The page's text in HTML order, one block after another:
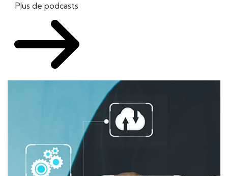
Plus de podcasts